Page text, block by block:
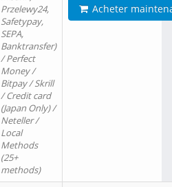
Przelewy24,
Safetypay,
SEPA,
Banktransfer)
/ Perfect
Money /
Bitpay / Skrill
/ Credit card
(Japan Only) /
Neteller /
Local
Methods
(25+
methods)
Acheter